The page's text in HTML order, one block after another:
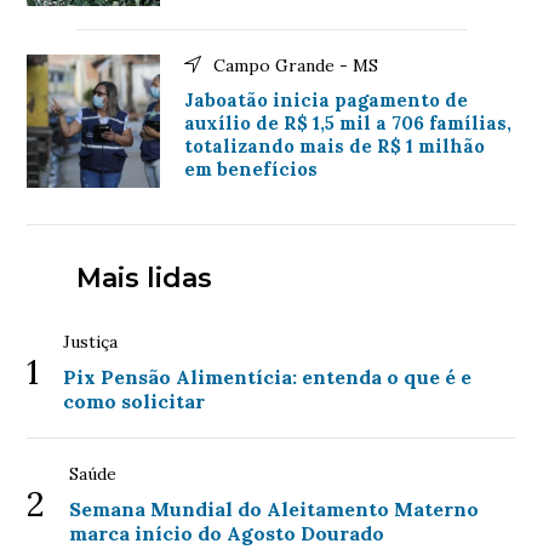
Campo Grande - MS
Jaboatão inicia pagamento de
auxílio de R$ 1,5 mil a 706 famílias,
totalizando mais de R$ 1 milhão
em benefícios
Mais lidas
1
Justiça
Pix Pensão Alimentícia: entenda o que é e
como solicitar
2
Saúde
Semana Mundial do Aleitamento Materno
marca início do Agosto Dourado